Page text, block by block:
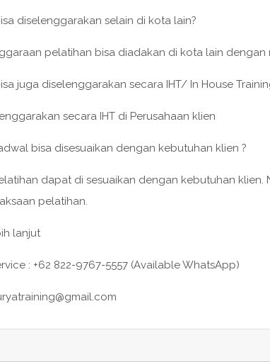
diselenggarakan selain di kota lain?
pelatihan bisa diadakan di kota lain
juga diselenggarakan secara IHT/ In House
secara IHT di Perusahaan klien
bisa disesuaikan dengan kebutuhan klien ?
dapat di sesuaikan dengan kebutuhan klien.
pelatihan.
lanjut
: +62 822-9767-5557 (Available WhatsApp)